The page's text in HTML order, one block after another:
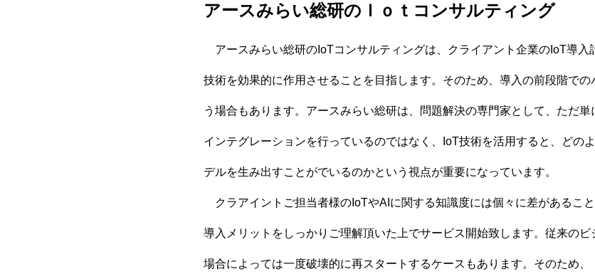
アースみらい総研のＩｏｔコンサルティング
アースみらい総研のIoTコンサルティングは、クライアント企業のIoT導入
技術を効果的に作用させることを目指します。そのため、導入の前段階で
う場合もあります。アースみらい総研は、問題解決の専門家として、ただ
インテグレーションを行っているのではなく、IoT技術を活用すると、どの
デルを生み出すことがでいるのかという視点が重要になっています。
クラアイントご担当者様のIoTやAIに関する知識度には個々に差があるこ
導入メリットをしっかりご理解頂いた上でサービス開始致します。従来のビ
場合によっては一度破壊的に再スタートするケースもあります。そのため、